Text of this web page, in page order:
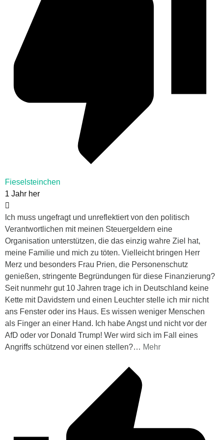
Fieselsteinchen
1 Jahr her
Ich muss ungefragt und unreflektiert von den politisch
Verantwortlichen mit meinen Steuergeldern eine
Organisation unterstützen, die das einzig wahre Ziel hat,
meine Familie und mich zu töten. Vielleicht bringen Herr
Merz und besonders Frau Prien, die Personenschutz
genießen, stringente Begründungen für diese Finanzierung?
Seit nunmehr gut 10 Jahren trage ich in Deutschland keine
Kette mit Davidstern und einen Leuchter stelle ich mir nicht
ans Fenster oder ins Haus. Es wissen weniger Menschen
als Finger an einer Hand. Ich habe Angst und nicht vor der
AfD oder vor Donald Trump! Wer wird sich im Fall eines
Angriffs schützend vor einen stellen?… Mehr